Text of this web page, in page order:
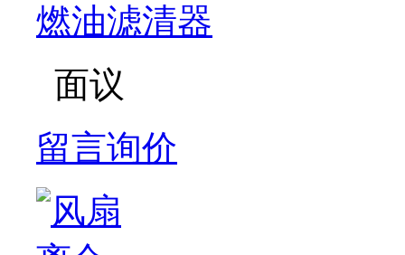
燃油滤清器
面议
留言询价